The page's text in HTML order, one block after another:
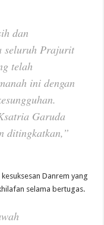
dan
seluruh Prajurit
telah
ini dengan
Garuda
ditingkatkan,”
Danrem yang
selama bertugas.